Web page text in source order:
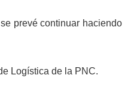
prevé continuar haciendo
Logística de la PNC.